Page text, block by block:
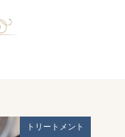
トリートメント